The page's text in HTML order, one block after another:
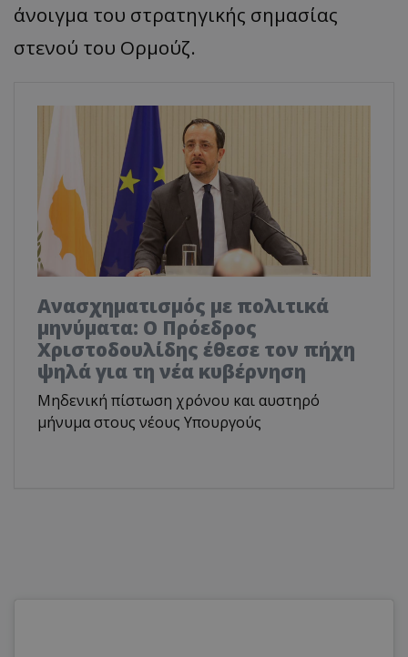
άνοιγμα του στρατηγικής σημασίας
στενού του Ορμούζ.
Ανασχηματισμός με πολιτικά
μηνύματα: Ο Πρόεδρος
Χριστοδουλίδης έθεσε τον πήχη
ψηλά για τη νέα κυβέρνηση
Μηδενική πίστωση χρόνου και αυστηρό
μήνυμα στους νέους Υπουργούς